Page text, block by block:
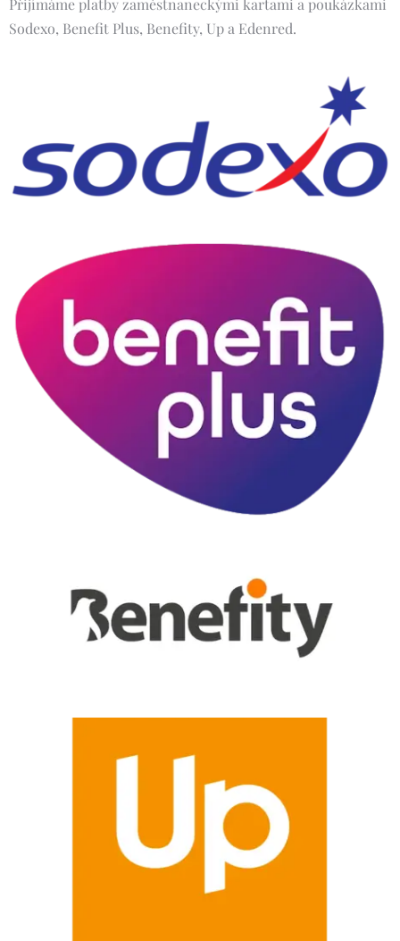
Přijímáme platby zaměstnaneckými kartami a poukázkami
Sodexo, Benefit Plus, Benefity, Up a Edenred.